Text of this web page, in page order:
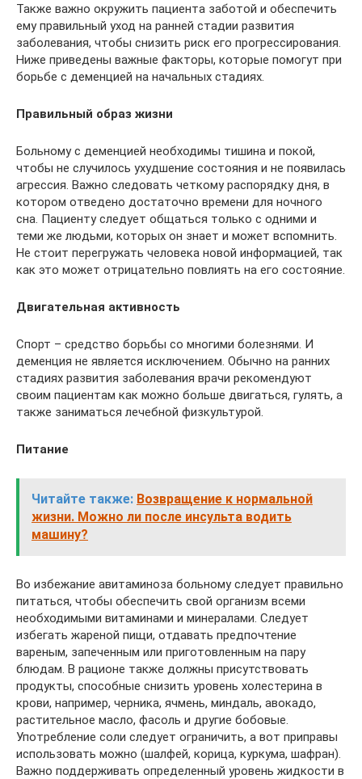
Также важно окружить пациента заботой и обеспечить
ему правильный уход на ранней стадии развития
заболевания, чтобы снизить риск его прогрессирования.
Ниже приведены важные факторы, которые помогут при
борьбе с деменцией на начальных стадиях.
Правильный образ жизни
Больному с деменцией необходимы тишина и покой,
чтобы не случилось ухудшение состояния и не появилась
агрессия. Важно следовать четкому распорядку дня, в
котором отведено достаточно времени для ночного
сна. Пациенту следует общаться только с одними и
теми же людьми, которых он знает и может вспомнить.
Не стоит перегружать человека новой информацией, так
как это может отрицательно повлиять на его состояние.
Двигательная активность
Спорт – средство борьбы со многими болезнями. И
деменция не является исключением. Обычно на ранних
стадиях развития заболевания врачи рекомендуют
своим пациентам как можно больше двигаться, гулять, а
также заниматься лечебной физкультурой.
Питание
Читайте также: Возвращение к нормальной
жизни. Можно ли после инсульта водить
машину?
Во избежание авитаминоза больному следует правильно
питаться, чтобы обеспечить свой организм всеми
необходимыми витаминами и минералами. Следует
избегать жареной пищи, отдавать предпочтение
вареным, запеченным или приготовленным на пару
блюдам. В рационе также должны присутствовать
продукты, способные снизить уровень холестерина в
крови, например, черника, ячмень, миндаль, авокадо,
растительное масло, фасоль и другие бобовые.
Употребление соли следует ограничить, а вот приправы
использовать можно (шалфей, корица, куркума, шафран).
Важно поддерживать определенный уровень жидкости в